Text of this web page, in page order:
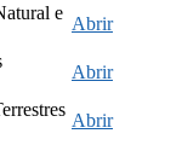
e
Abrir
Abrir
Abrir